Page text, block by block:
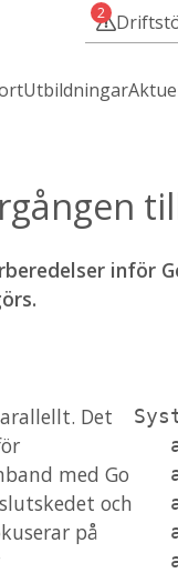
2
Utbildningar
inför
Det
med Go
och
på